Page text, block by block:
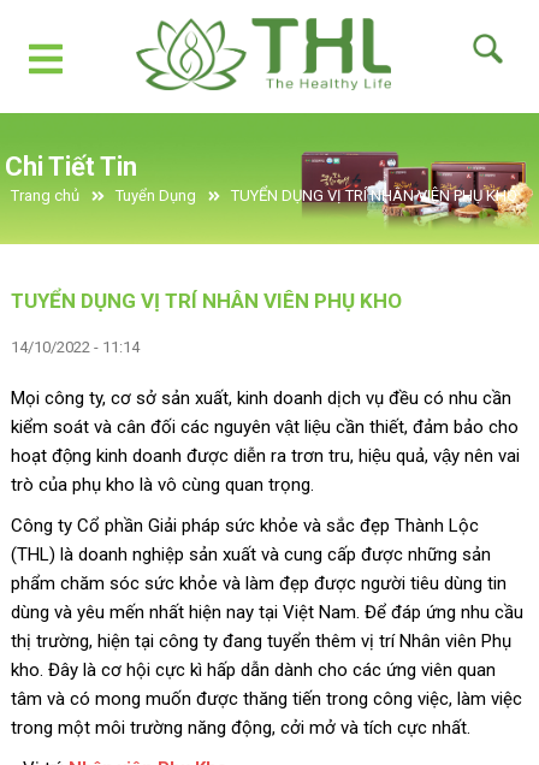
Chi Tiết Tin
Trang chủ Tuyển Dụng TUYỂN DỤNG VỊ TRÍ NHÂN VIÊN PHỤ KHO
TUYỂN DỤNG VỊ TRÍ NHÂN VIÊN PHỤ KHO
14/10/2022 - 11:14
Mọi công ty, cơ sở sản xuất, kinh doanh dịch vụ đều có nhu cần
kiểm soát và cân đối các nguyên vật liệu cần thiết, đảm bảo cho
hoạt động kinh doanh được diễn ra trơn tru, hiệu quả, vậy nên vai
trò của phụ kho là vô cùng quan trọng.
Công ty Cổ phần Giải pháp sức khỏe và sắc đẹp Thành Lộc
(THL) là doanh nghiệp sản xuất và cung cấp được những sản
phẩm chăm sóc sức khỏe và làm đẹp được người tiêu dùng tin
dùng và yêu mến nhất hiện nay tại Việt Nam. Để đáp ứng nhu cầu
thị trường, hiện tại công ty đang tuyển thêm vị trí Nhân viên Phụ
kho. Đây là cơ hội cực kì hấp dẫn dành cho các ứng viên quan
tâm và có mong muốn được thăng tiến trong công việc, làm việc
trong một môi trường năng động, cởi mở và tích cực nhất.